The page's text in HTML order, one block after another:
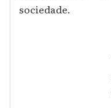
sociedade.